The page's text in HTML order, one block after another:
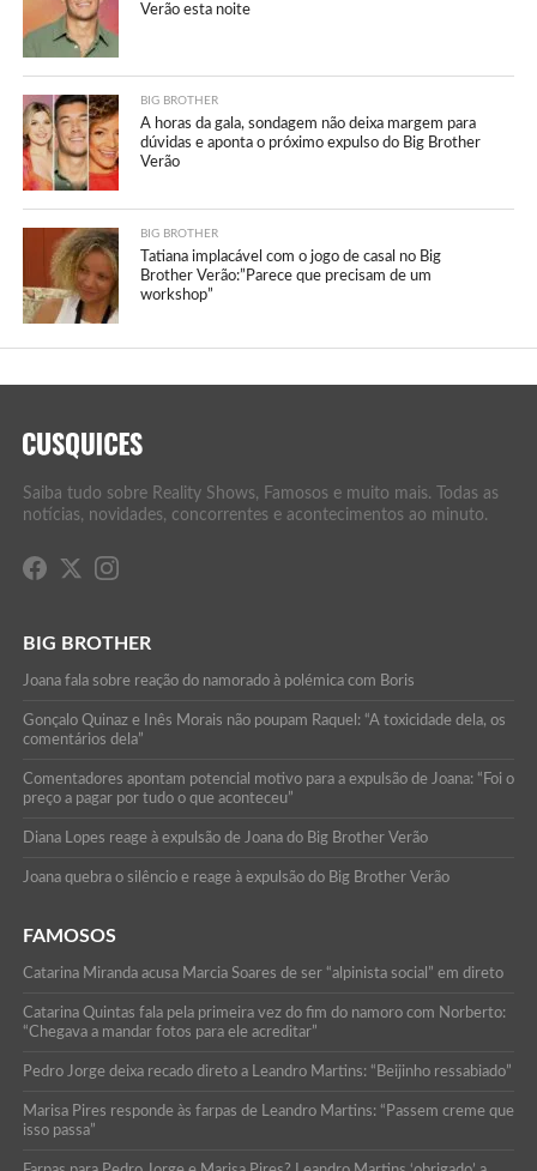
Verão esta noite
BIG BROTHER
A horas da gala, sondagem não deixa margem para
dúvidas e aponta o próximo expulso do Big Brother
Verão
BIG BROTHER
Tatiana implacável com o jogo de casal no Big
Brother Verão:”Parece que precisam de um
workshop”
Saiba tudo sobre Reality Shows, Famosos e muito mais. Todas as
notícias, novidades, concorrentes e acontecimentos ao minuto.
BIG BROTHER
Joana fala sobre reação do namorado à polémica com Boris
Gonçalo Quinaz e Inês Morais não poupam Raquel: “A toxicidade dela, os
comentários dela”
Comentadores apontam potencial motivo para a expulsão de Joana: “Foi o
preço a pagar por tudo o que aconteceu”
Diana Lopes reage à expulsão de Joana do Big Brother Verão
Joana quebra o silêncio e reage à expulsão do Big Brother Verão
FAMOSOS
Catarina Miranda acusa Marcia Soares de ser “alpinista social” em direto
Catarina Quintas fala pela primeira vez do fim do namoro com Norberto:
“Chegava a mandar fotos para ele acreditar”
Pedro Jorge deixa recado direto a Leandro Martins: “Beijinho ressabiado”
Marisa Pires responde às farpas de Leandro Martins: “Passem creme que
isso passa”